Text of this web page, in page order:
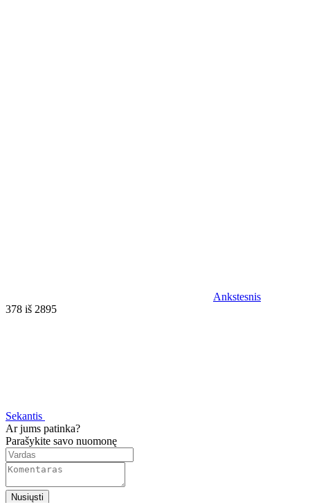
Ankstesnis
378 iš 2895
Sekantis
Ar jums patinka?
Parašykite savo nuomonę
Nusiųsti